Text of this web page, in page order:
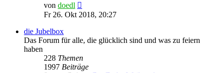
von doedl
Beitrag
Fr 26. Okt 2018, 20:27
die Jubelbox
Das Forum für alle, die glücklich sind und was zu feiern
haben
228 Themen
1997 Beiträge